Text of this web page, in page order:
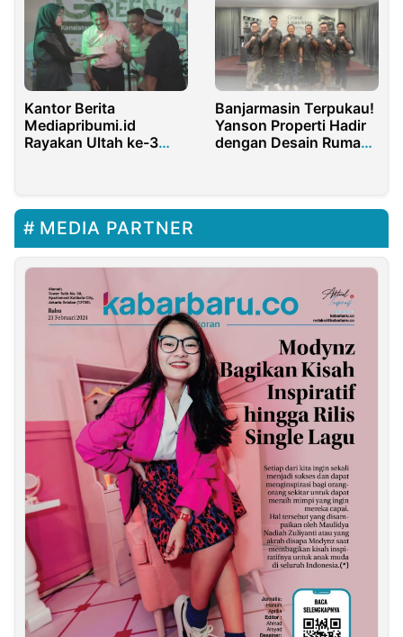
Kantor Berita
Mediapribumi.id
Rayakan Ultah ke-3
Banjarmasin Terpukau!
Yanson Properti Hadir
dengan Desain Rumah
MEDIA PARTNER